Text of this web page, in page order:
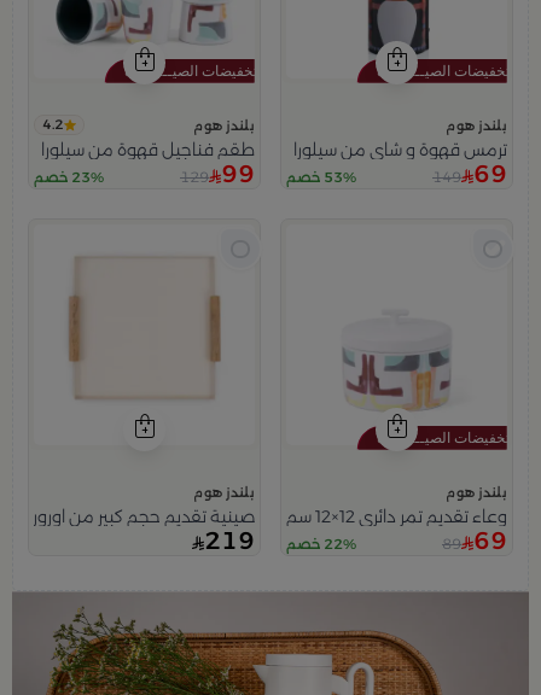
بلندز هوم
ترمس قهوة و شاي من سيلورا
69
149 53% خصم
بلندز هوم 4.2
طقم فناجيل قهوة من سيلورا
99
129 23% خصم
بلندز هوم
وعاء تقديم تمر دائري 12×12 سم أبيض متعدد الألوان من السيراميك بغطاء من سيلورا
69
89 22% خصم
بلندز هوم
صينية تقديم حجم كبير من اورورا
219